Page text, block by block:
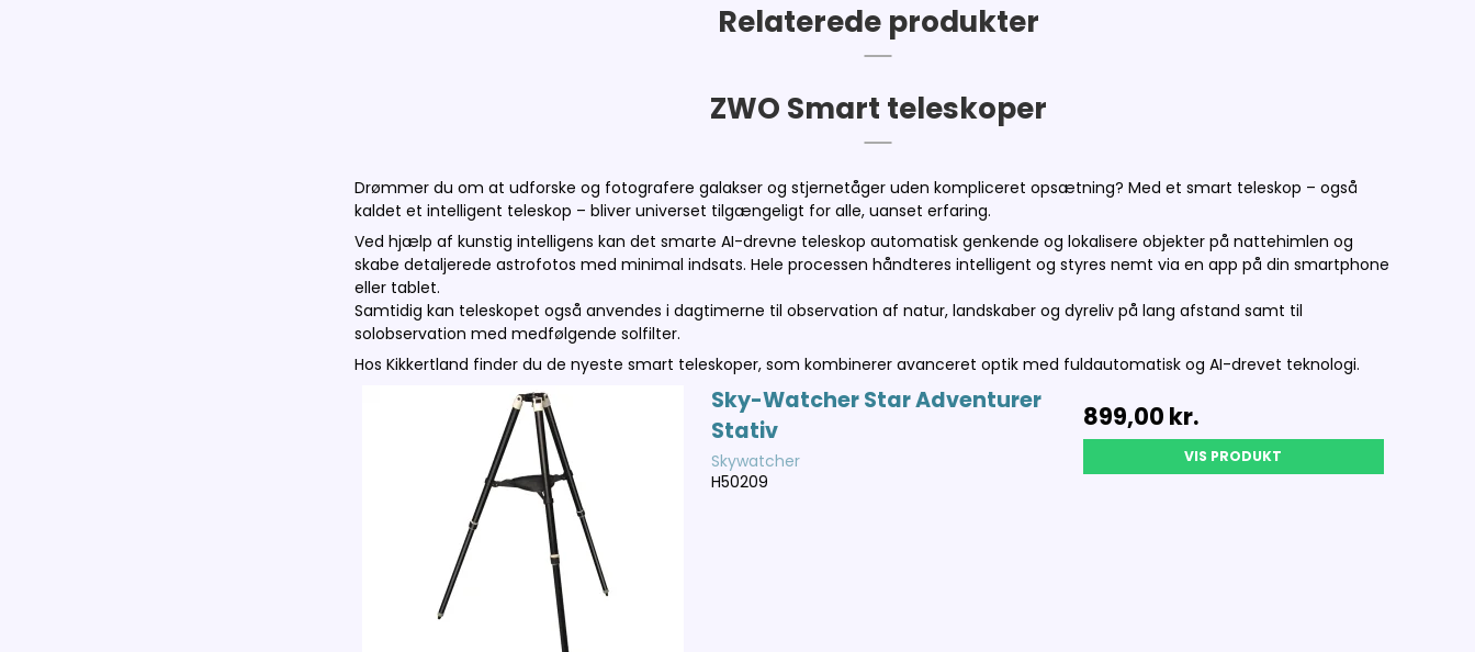
Relaterede produkter
ZWO Smart teleskoper
Drømmer du om at udforske og fotografere galakser og stjernetåger uden kompliceret opsætning? Med et smart teleskop – også
kaldet et intelligent teleskop – bliver universet tilgængeligt for alle, uanset erfaring.
Ved hjælp af kunstig intelligens kan det smarte AI-drevne teleskop automatisk genkende og lokalisere objekter på nattehimlen og
skabe detaljerede astrofotos med minimal indsats. Hele processen håndteres intelligent og styres nemt via en app på din smartphone
eller tablet.
Samtidig kan teleskopet også anvendes i dagtimerne til observation af natur, landskaber og dyreliv på lang afstand samt til
solobservation med medfølgende solfilter.
Hos Kikkertland finder du de nyeste smart teleskoper, som kombinerer avanceret optik med fuldautomatisk og AI-drevet teknologi.
Sky-Watcher Star Adventurer
Stativ
Skywatcher
H50209
899,00 kr.
VIS PRODUKT